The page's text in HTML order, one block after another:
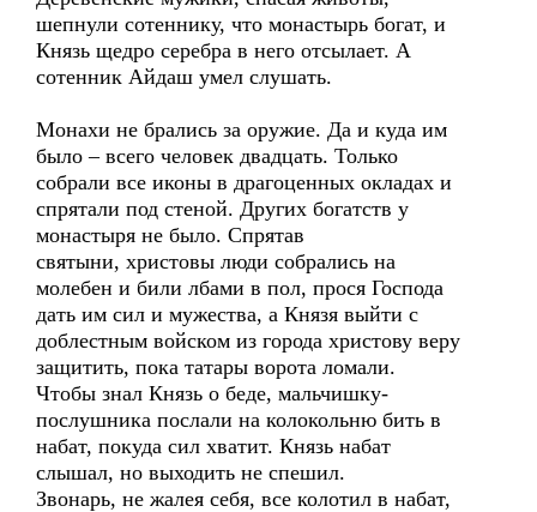
шепнули сотеннику, что монастырь богат, и
Князь щедро серебра в него отсылает. А
сотенник Айдаш умел слушать.
Монахи не брались за оружие. Да и куда им
было – всего человек двадцать. Только
собрали все иконы в драгоценных окладах и
спрятали под стеной. Других богатств у
монастыря не было. Спрятав
святыни, христовы люди собрались на
молебен и били лбами в пол, прося Господа
дать им сил и мужества, а Князя выйти с
доблестным войском из города христову веру
защитить, пока татары ворота ломали.
Чтобы знал Князь о беде, мальчишку-
послушника послали на колокольню бить в
набат, покуда сил хватит. Князь набат
слышал, но выходить не спешил.
Звонарь, не жалея себя, все колотил в набат,